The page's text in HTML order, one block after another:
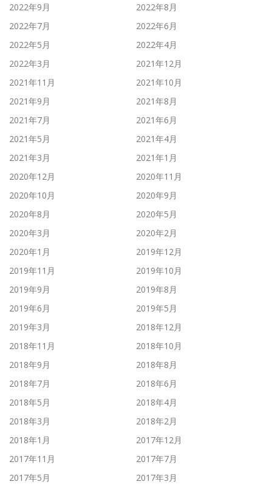
2022年9月
2022年8月
2022年7月
2022年6月
2022年5月
2022年4月
2022年3月
2021年12月
2021年11月
2021年10月
2021年9月
2021年8月
2021年7月
2021年6月
2021年5月
2021年4月
2021年3月
2021年1月
2020年12月
2020年11月
2020年10月
2020年9月
2020年8月
2020年5月
2020年3月
2020年2月
2020年1月
2019年12月
2019年11月
2019年10月
2019年9月
2019年8月
2019年6月
2019年5月
2019年3月
2018年12月
2018年11月
2018年10月
2018年9月
2018年8月
2018年7月
2018年6月
2018年5月
2018年4月
2018年3月
2018年2月
2018年1月
2017年12月
2017年11月
2017年7月
2017年5月
2017年3月